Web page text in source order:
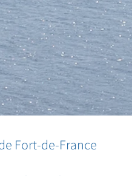
Fort-de-France